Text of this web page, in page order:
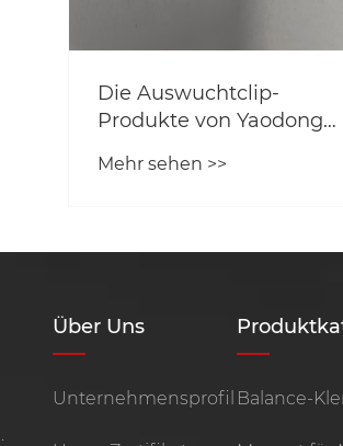
Über Uns
Unternehmensprofil Balance-